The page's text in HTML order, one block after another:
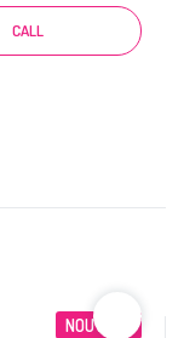
CALL
NOUVEAU